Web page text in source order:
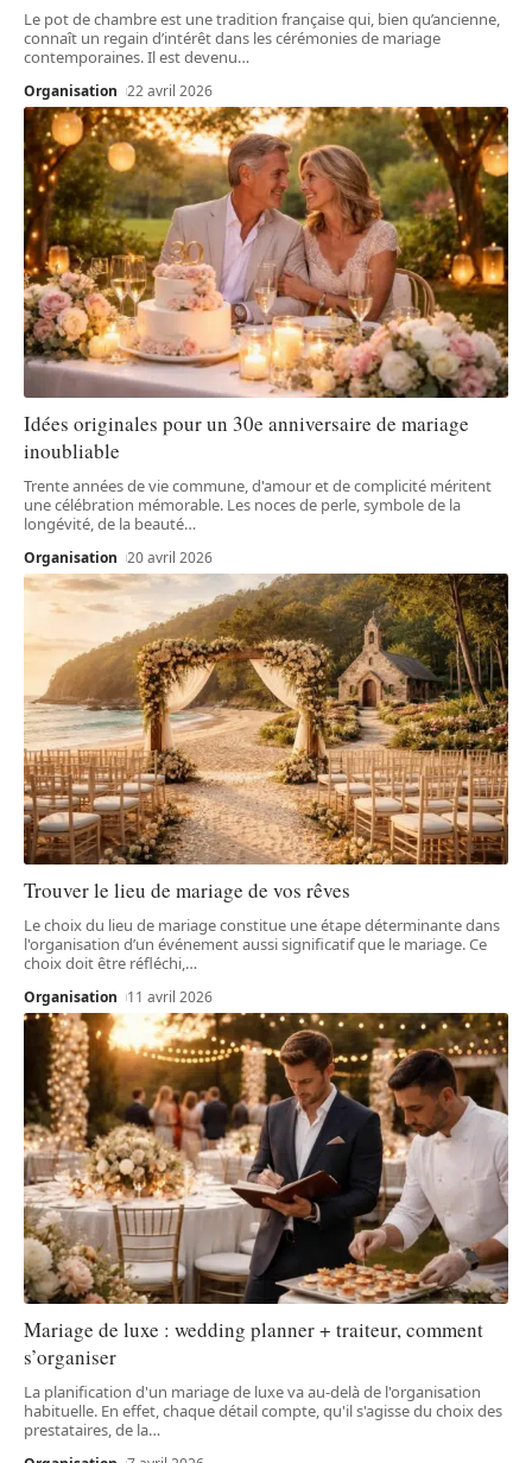
Le pot de chambre est une tradition française qui, bien qu’ancienne,
connaît un regain d’intérêt dans les cérémonies de mariage
contemporaines. Il est devenu…
Organisation 22 avril 2026
Idées originales pour un 30e anniversaire de mariage
inoubliable
Trente années de vie commune, d'amour et de complicité méritent
une célébration mémorable. Les noces de perle, symbole de la
longévité, de la beauté…
Organisation 20 avril 2026
Trouver le lieu de mariage de vos rêves
Le choix du lieu de mariage constitue une étape déterminante dans
l'organisation d’un événement aussi significatif que le mariage. Ce
choix doit être réfléchi,…
Organisation 11 avril 2026
Mariage de luxe : wedding planner + traiteur, comment
s’organiser
La planification d'un mariage de luxe va au-delà de l'organisation
habituelle. En effet, chaque détail compte, qu'il s'agisse du choix des
prestataires, de la…